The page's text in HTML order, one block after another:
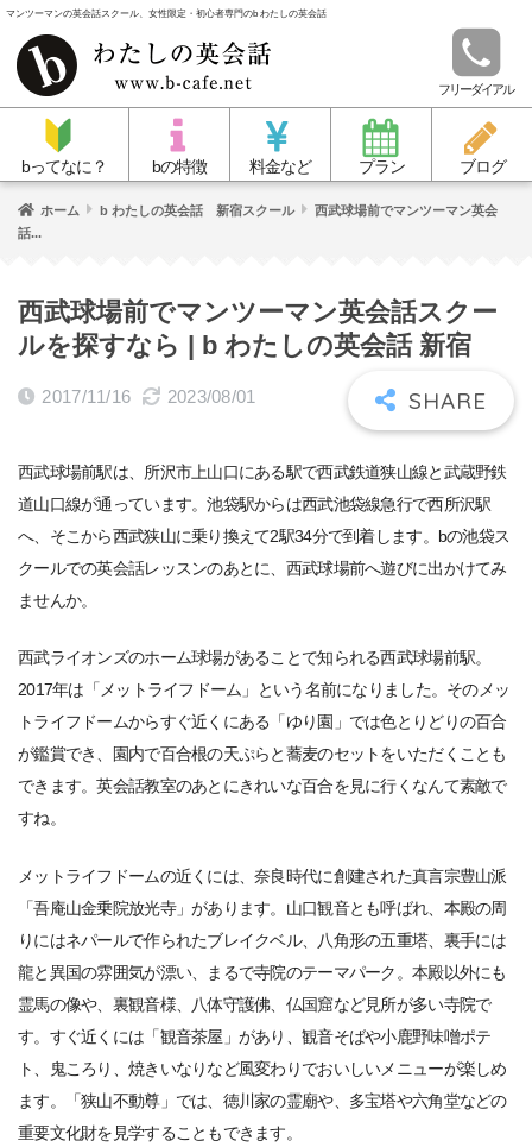
マンツーマンの英会話スクール、女性限定・初心者専門のb わたしの英会話
フリーダイアル
bってなに？ bの特徴 料金など プラン ブログ
ホーム b わたしの英会話 新宿スクール
西武球場前でマンツーマン英会
話...
西武球場前でマンツーマン英会話スクー
ルを探すなら | b わたしの英会話 新宿
2017/11/16 2023/08/01
西武球場前駅は、所沢市上山口にある駅で西武鉄道狭山線と武蔵野鉄
道山口線が通っています。池袋駅からは西武池袋線急行で西所沢駅
へ、そこから西武狭山に乗り換えて2駅34分で到着します。bの池袋ス
クールでの英会話レッスンのあとに、西武球場前へ遊びに出かけてみ
ませんか。
西武ライオンズのホーム球場があることで知られる西武球場前駅。
2017年は「メットライフドーム」という名前になりました。そのメッ
トライフドームからすぐ近くにある「ゆり園」では色とりどりの百合
が鑑賞でき、園内で百合根の天ぷらと蕎麦のセットをいただくことも
できます。英会話教室のあとにきれいな百合を見に行くなんて素敵で
すね。
メットライフドームの近くには、奈良時代に創建された真言宗豊山派
「吾庵山金乗院放光寺」があります。山口観音とも呼ばれ、本殿の周
りにはネパールで作られたブレイクベル、八角形の五重塔、裏手には
龍と異国の雰囲気が漂い、まるで寺院のテーマパーク。本殿以外にも
霊馬の像や、裏観音様、八体守護佛、仏国窟など見所が多い寺院で
す。すぐ近くには「観音茶屋」があり、観音そばや小鹿野味噌ポテ
ト、鬼ころり、焼きいなりなど風変わりでおいしいメニューが楽しめ
ます。「狭山不動尊」では、徳川家の霊廟や、多宝塔や六角堂などの
重要文化財を見学することもできます。